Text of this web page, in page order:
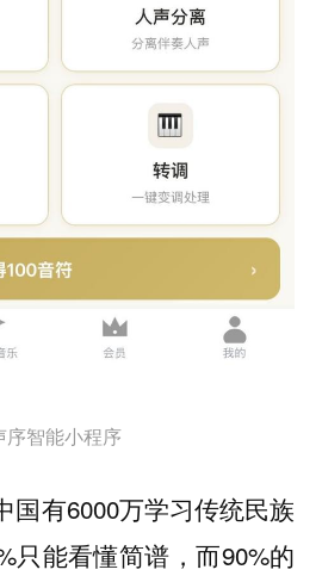
序智能小程序
国有6000万学习传统民族
只能看懂简谱，而90%的